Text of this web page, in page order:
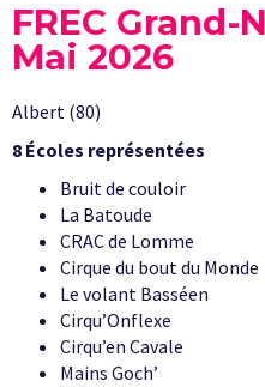
FREC Grand-
Mai 2026
Albert (80)
8 Écoles représentées
Bruit de couloir
La Batoude
CRAC de Lomme
Cirque du bout du Monde
Le volant Basséen
Cirqu’Onflexe
Cirqu’en Cavale
Mains Goch’